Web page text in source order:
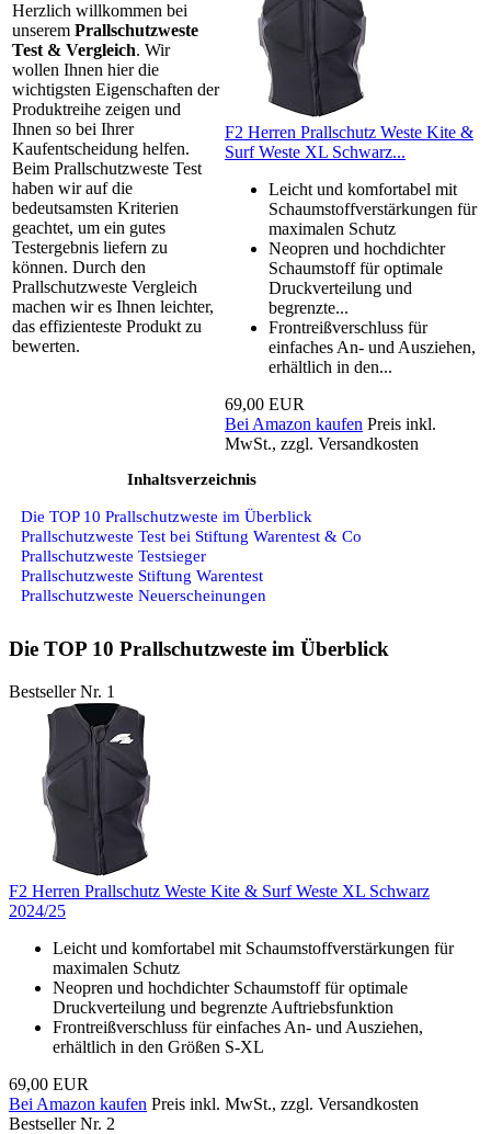
Herzlich willkommen bei
unserem Prallschutzweste
Test & Vergleich. Wir
wollen Ihnen hier die
wichtigsten Eigenschaften der
Produktreihe zeigen und
Ihnen so bei Ihrer
Kaufentscheidung helfen.
Beim Prallschutzweste Test
haben wir auf die
bedeutsamsten Kriterien
geachtet, um ein gutes
Testergebnis liefern zu
können. Durch den
Prallschutzweste Vergleich
machen wir es Ihnen leichter,
das effizienteste Produkt zu
bewerten.
F2 Herren Prallschutz Weste Kite &
Surf Weste XL Schwarz...
Leicht und komfortabel mit
Schaumstoffverstärkungen für
maximalen Schutz
Neopren und hochdichter
Schaumstoff für optimale
Druckverteilung und
begrenzte...
Frontreißverschluss für
einfaches An- und Ausziehen,
erhältlich in den...
69,00 EUR
Bei Amazon kaufen Preis inkl.
MwSt., zzgl. Versandkosten
Inhaltsverzeichnis
Die TOP 10 Prallschutzweste im Überblick
Prallschutzweste Test bei Stiftung Warentest & Co
Prallschutzweste Testsieger
Prallschutzweste Stiftung Warentest
Prallschutzweste Neuerscheinungen
Die TOP 10 Prallschutzweste im Überblick
Bestseller Nr. 1
F2 Herren Prallschutz Weste Kite & Surf Weste XL Schwarz
2024/25
Leicht und komfortabel mit Schaumstoffverstärkungen für
maximalen Schutz
Neopren und hochdichter Schaumstoff für optimale
Druckverteilung und begrenzte Auftriebsfunktion
Frontreißverschluss für einfaches An- und Ausziehen,
erhältlich in den Größen S-XL
69,00 EUR
Bei Amazon kaufen Preis inkl. MwSt., zzgl. Versandkosten
Bestseller Nr. 2